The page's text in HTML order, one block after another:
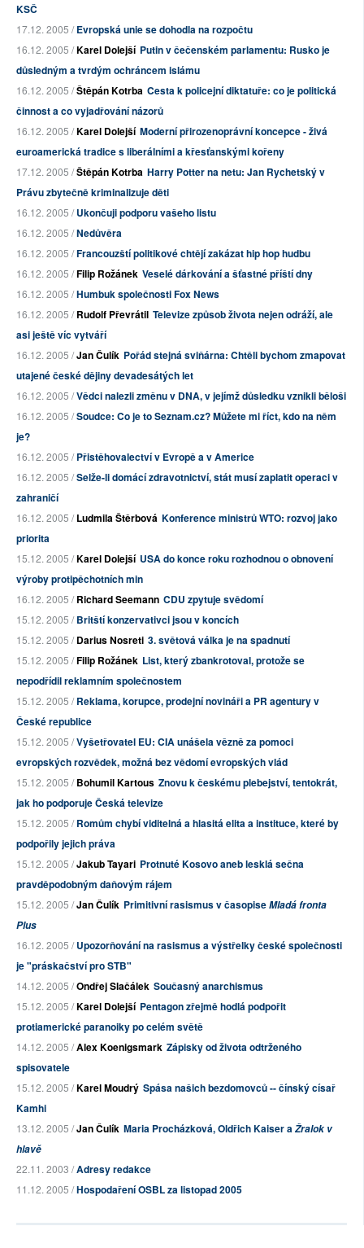
KSČ
17.12. 2005 /Evropská unie se dohodla na rozpočtu
16.12. 2005 /Karel Dolejší Putin v čečenském parlamentu: Rusko je
důsledným a tvrdým ochráncem islámu
16.12. 2005 /Štěpán Kotrba Cesta k policejní diktatuře: co je politická
činnost a co vyjadřování názorů
16.12. 2005 /Karel Dolejší Moderní přirozenoprávní koncepce - živá
euroamerická tradice s liberálními a křesťanskými kořeny
17.12. 2005 /Štěpán Kotrba Harry Potter na netu: Jan Rychetský v
Právu zbytečně kriminalizuje děti
16.12. 2005 /Ukončuji podporu vašeho listu
16.12. 2005 /Nedůvěra
16.12. 2005 /Francouzští politikové chtějí zakázat hip hop hudbu
16.12. 2005 /Filip Rožánek Veselé dárkování a šťastné příští dny
16.12. 2005 /Humbuk společnosti Fox News
16.12. 2005 /Rudolf Převrátil Televize způsob života nejen odráží, ale
asi ještě víc vytváří
16.12. 2005 /Jan Čulík Pořád stejná sviňárna: Chtěli bychom zmapovat
utajené české dějiny devadesátých let
16.12. 2005 /Vědci nalezli změnu v DNA, v jejímž důsledku vznikli běloši
16.12. 2005 /Soudce: Co je to Seznam.cz? Můžete mi říct, kdo na něm
je?
16.12. 2005 /Přistěhovalectví v Evropě a v Americe
16.12. 2005 /Selže-li domácí zdravotnictví, stát musí zaplatit operaci v
zahraničí
16.12. 2005 /Ludmila Štěrbová Konference ministrů WTO: rozvoj jako
priorita
15.12. 2005 /Karel Dolejší USA do konce roku rozhodnou o obnovení
výroby protipěchotních min
16.12. 2005 /Richard Seemann CDU zpytuje svědomí
15.12. 2005 /Britští konzervativci jsou v koncích
15.12. 2005 /Darius Nosreti 3. světová válka je na spadnutí
15.12. 2005 /Filip Rožánek List, který zbankrotoval, protože se
nepodřídil reklamním společnostem
15.12. 2005 /Reklama, korupce, prodejní novináři a PR agentury v
České republice
15.12. 2005 /Vyšetřovatel EU: CIA unášela vězně za pomoci
evropských rozvědek, možná bez vědomí evropských vlád
15.12. 2005 /Bohumil Kartous Znovu k českému plebejství, tentokrát,
jak ho podporuje Česká televize
15.12. 2005 /Romům chybí viditelná a hlasitá elita a instituce, které by
podpořily jejich práva
15.12. 2005 /Jakub Tayari Protnuté Kosovo aneb lesklá sečna
pravděpodobným daňovým rájem
15.12. 2005 /Jan Čulík Primitivní rasismus v časopiseMladá fronta
Plus
16.12. 2005 /Upozorňování na rasismus a výstřelky české společnosti
je "práskačství pro STB"
14.12. 2005 /Ondřej Slačálek Současný anarchismus
15.12. 2005 /Karel Dolejší Pentagon zřejmě hodlá podpořit
protiamerické paranoiky po celém světě
14.12. 2005 /Alex Koenigsmark Zápisky od života odtrženého
spisovatele
15.12. 2005 /Karel Moudrý Spása našich bezdomovců -- čínský císař
Kamhi
13.12. 2005 /Jan Čulík Maria Procházková, Oldřich Kaiser aŽralok v
hlavě
22.11. 2003 /Adresy redakce
11.12. 2005 /Hospodaření OSBL za listopad 2005